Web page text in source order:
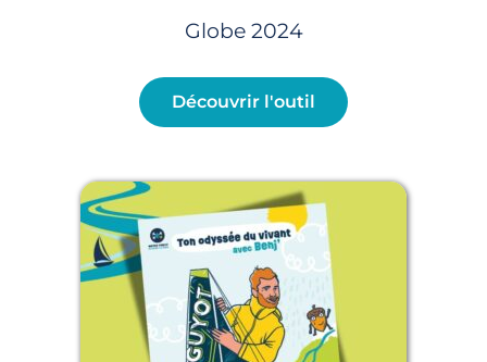
Globe 2024
Découvrir l'outil